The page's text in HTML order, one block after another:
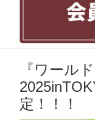
『ワール
定！！！